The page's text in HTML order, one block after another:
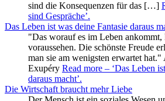
sind die Konsequenzen für das […]
sind Gespräche’.
Das Leben ist was deine Fantasie daraus
"Das worauf es im Leben
voraussehen. Die schönste Freude
man sie am wenigsten erwartet
Exupéry Read more – ‘Das Leben
daraus macht’.
Die Wirtschaft braucht mehr Liebe